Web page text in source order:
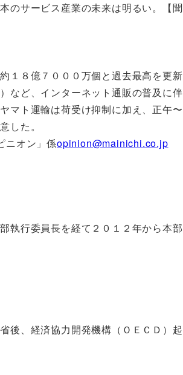
のサービス産業の未来は明るい。【
１８億７０００万個と過去最高を更
など、インターネット通販の普及に
マト運輸は荷受け抑制に加え、正午
した。
ニオン」係opinion@mainichi.co.jp
執行委員長を経て２０１２年から本
後、経済協力開発機構（ＯＥＣＤ）